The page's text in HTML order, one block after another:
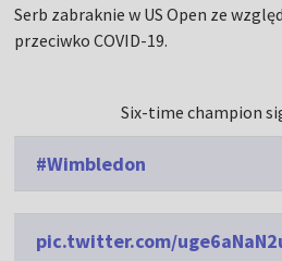
Serb zabraknie w US Open ze
przeciwko COVID-19.
Six-time champion
#Wimbledon
pic.twitter.com/